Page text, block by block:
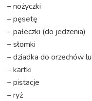
– nożyczki
– pęsetę
– pałeczki (do jedzenia)
– słomki
– dziadka do orzechów
– kartki
– pistacje
– ryż